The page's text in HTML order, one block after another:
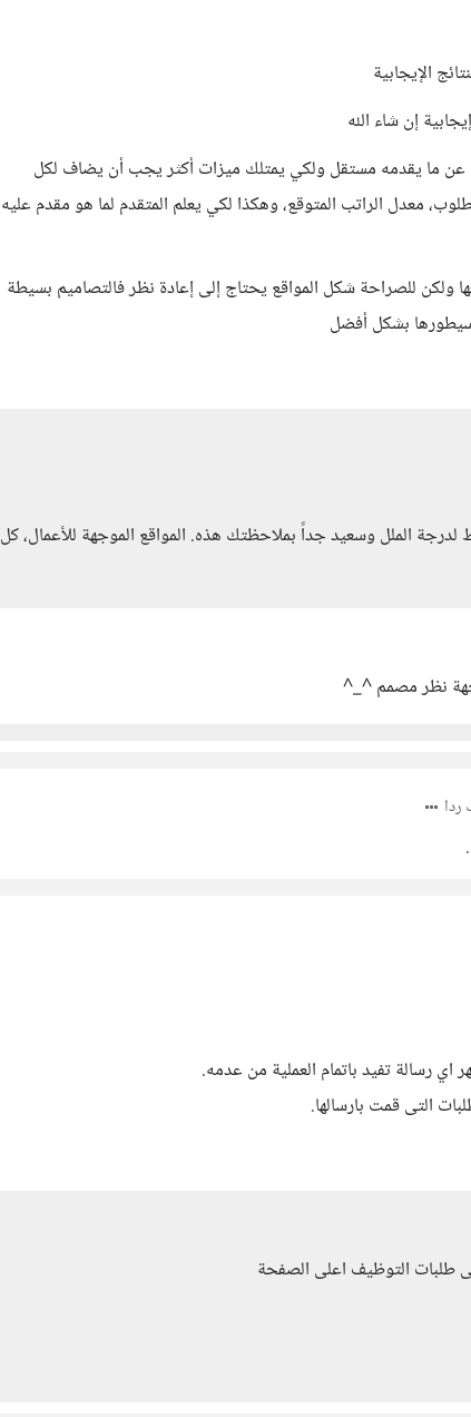
الإيجابية
إن شاء الله
ما يقدمه مستقل ولكي يمتلك ميزات أكثر يجب أن يضاف لكل
معدل الراتب المتوقع، وهكذا لكي يعلم المتقدم لما هو مقدم عليه
للصراحة شكل المواقع يحتاج إلى إعادة نظر فالتصاميم بسيطة
سيطورها بشكل أفضل
لدرجة الملل وسعيد جداً بملاحظتك هذه. المواقع الموجهة للأعمال، كل
نظر مصمم ^_^
رسالة تفيد باتمام العملية من عدمه.
التى قمت بارسالها.
طلبات التوظيف اعلى الصفحة